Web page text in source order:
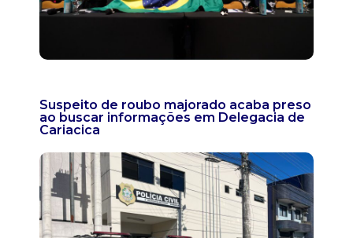
Suspeito de roubo majorado acaba preso
ao buscar informações em Delegacia de
Cariacica